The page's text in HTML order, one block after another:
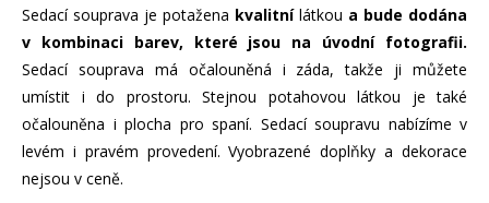
Sedací souprava je potažena kvalitnílátkou a bude dodána
v kombinaci barev, které jsou na úvodní fotografii.
Sedací souprava má očalouněná i záda, takže ji můžete
umístit i do prostoru. Stejnou potahovou látkou je také
očalouněna i plocha pro spaní. Sedací soupravu nabízíme v
levém i pravém provedení. Vyobrazené doplňky a dekorace
nejsou v ceně.